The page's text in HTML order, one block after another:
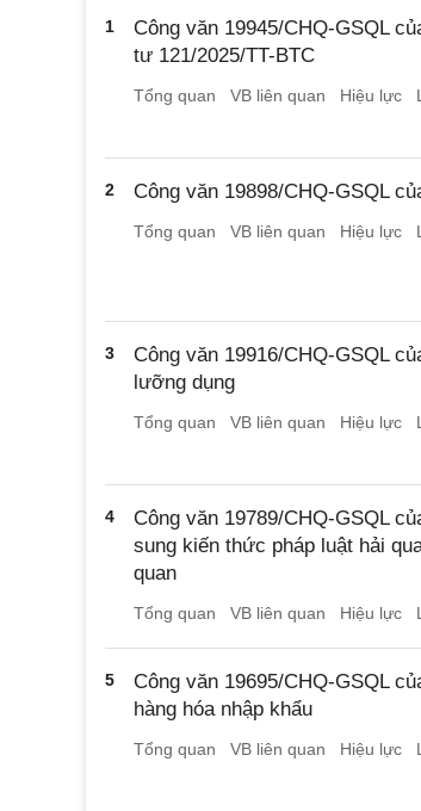
1
Công văn 19945/CHQ-GSQL
tư 121/2025/TT-BTC
Tổng quan VB liên quan Hiệu lực
2 Công văn 19898/CHQ-GSQL
Tổng quan VB liên quan Hiệu lực
3
Công văn 19916/CHQ-GSQL
lưỡng dụng
Tổng quan VB liên quan Hiệu lực
4
Công văn 19789/CHQ-GSQL
sung kiến thức pháp luật hải
quan
Tổng quan VB liên quan Hiệu lực
5
Công văn 19695/CHQ-GSQL
hàng hóa nhập khẩu
Tổng quan VB liên quan Hiệu lực